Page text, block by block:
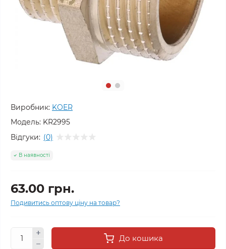
Виробник: KOER
Модель: KR2995
Відгуки: (0)
В наявності
63.00 грн.
Подивитись оптову ціну на товар?
До кошика